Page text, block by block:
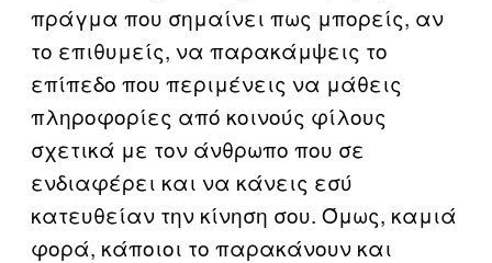
πράγμα που σημαίνει πως μπορείς, αν
το επιθυμείς, να παρακάμψεις το
επίπεδο που περιμένεις να μάθεις
πληροφορίες από κοινούς φίλους
σχετικά με τον άνθρωπο που σε
ενδιαφέρει και να κάνεις εσύ
κατευθείαν την κίνηση σου. Όμως, καμιά
φορά, κάποιοι το παρακάνουν και